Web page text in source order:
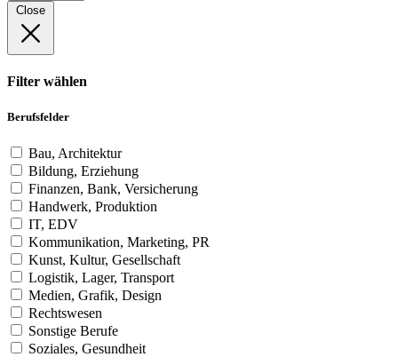
Close
Filter wählen
Berufsfelder
Bau, Architektur
Bildung, Erziehung
Finanzen, Bank, Versicherung
Handwerk, Produktion
IT, EDV
Kommunikation, Marketing, PR
Kunst, Kultur, Gesellschaft
Logistik, Lager, Transport
Medien, Grafik, Design
Rechtswesen
Sonstige Berufe
Soziales, Gesundheit